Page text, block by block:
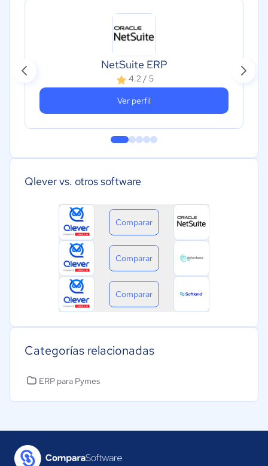
NetSuite ERP
4.2 / 5
Ver perfil
Qlever vs. otros software
Comparar
Comparar
Comparar
Categorías relacionadas
ERP para Pymes